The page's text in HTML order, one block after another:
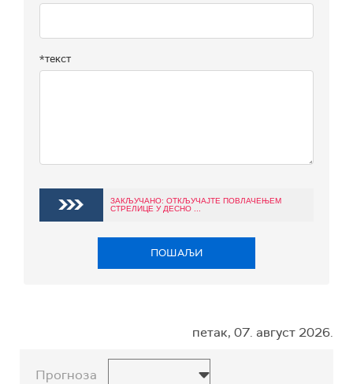
*текст
ЗАКЉУЧАНО: ОТКЉУЧАЈТЕ ПОВЛАЧЕЊЕМ
СТРЕЛИЦЕ У ДЕСНО ...
ПОШАЉИ
петак, 07. август 2026.
Прогноза